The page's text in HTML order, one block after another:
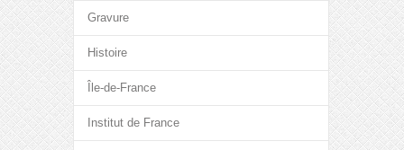
Gravure
Histoire
Île-de-France
Institut de France